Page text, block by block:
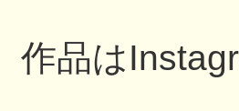
作品は